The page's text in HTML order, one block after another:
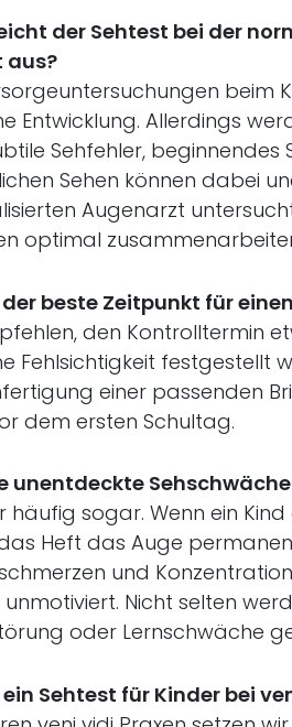
der Sehtest bei der
aus?
beim
Entwicklung. Allerdings
Sehfehler,
Sehen können dabei
Augenarzt
optimal
der beste Zeitpunkt für
den Kontrolltermin
Fehlsichtigkeit
einer passenden
dem ersten Schultag.
unentdeckte
häufig sogar. Wenn ein
Heft das Auge
und
Nicht selten
oder Lernschwäche
Sehtest für Kinder bei